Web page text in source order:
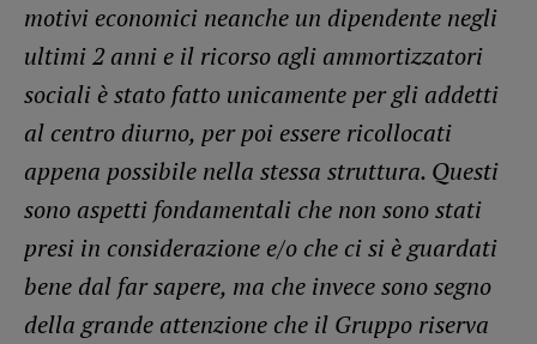
motivi economici neanche un dipendente negli
ultimi 2 anni e il ricorso agli ammortizzatori
sociali è stato fatto unicamente per gli addetti
al centro diurno, per poi essere ricollocati
appena possibile nella stessa struttura. Questi
sono aspetti fondamentali che non sono stati
presi in considerazione e/o che ci si è guardati
bene dal far sapere, ma che invece sono segno
della grande attenzione che il Gruppo riserva